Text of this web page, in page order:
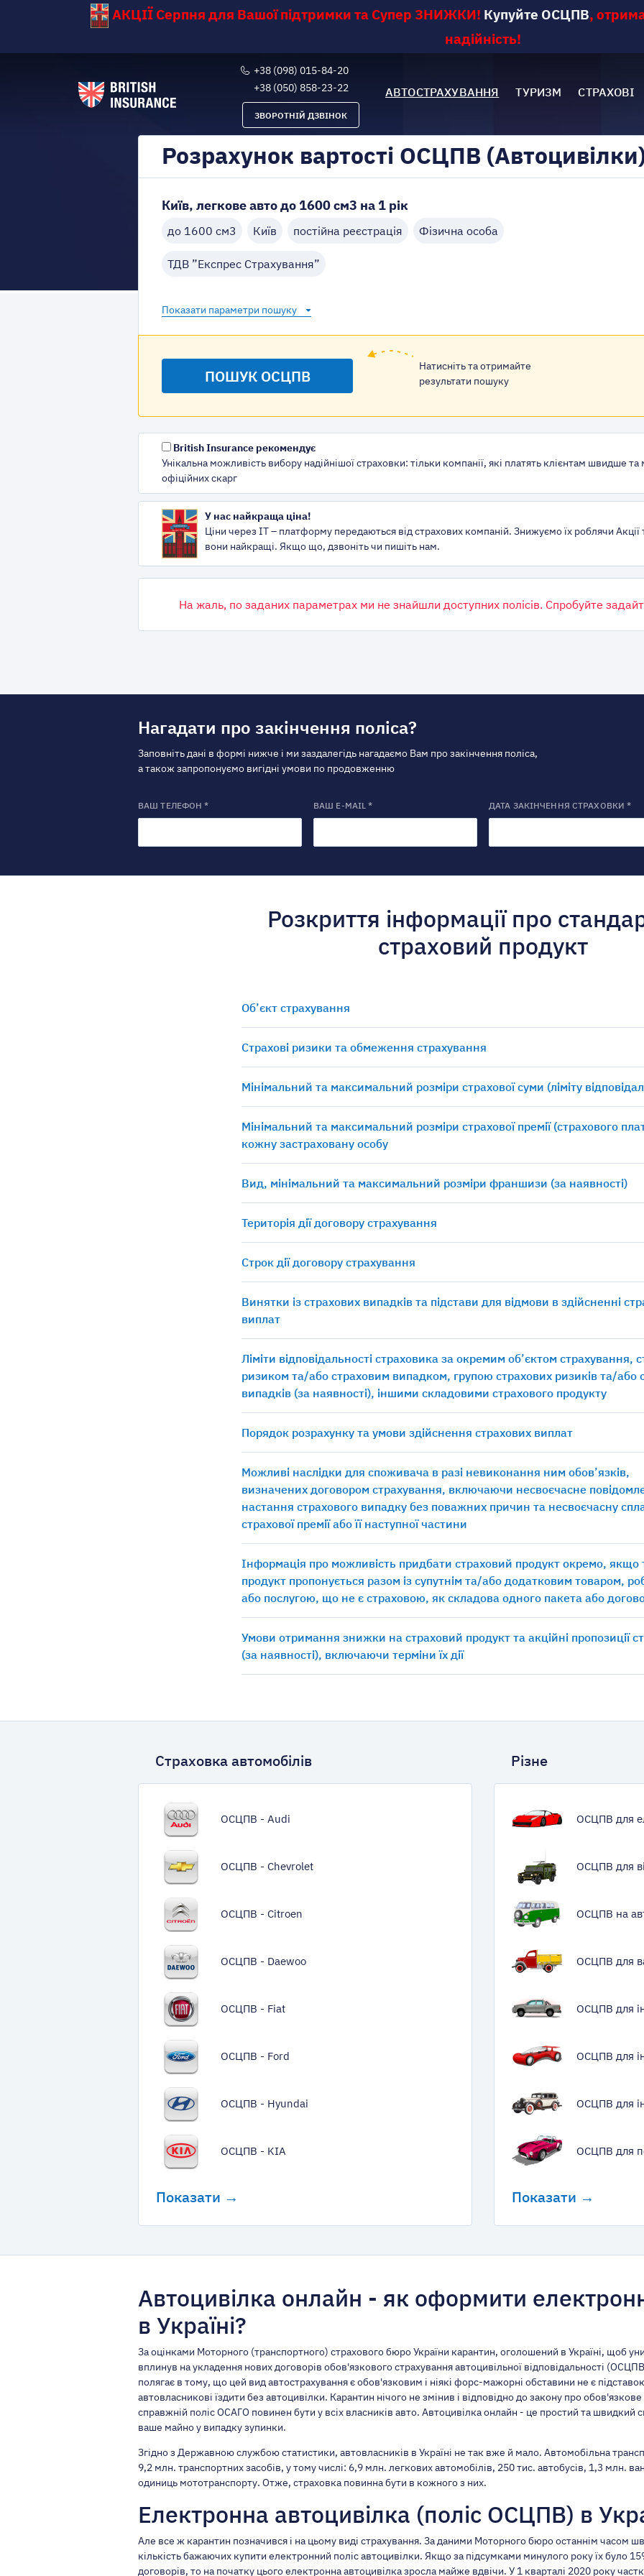
АКЦІЇ Серпня для Вашої підтримки та Супер ЗНИЖКИ! Купуйте ОСЦПВ,
надійність!
АВТОСТРАХУВАННЯ ТУРИЗМ СТРАХОВІ
+38 (098) 015-84-20
+38 (050) 858-23-22
ЗВОРОТНІЙ ДЗВІНОК
Розрахунок вартості ОСЦПВ
Київ, легкове авто до 1600 см3 на 1 рік
до 1600 см3 Київ постійна реєстрація Фізична особа
ТДВ ”Експрес Страхування”
Показати параметри пошуку
Натисніть та отримайте
результати пошуку
British Insurance рекомендує
Унікальна можливість вибору надійнішої страховки: тільки компанії, які платять клієнтам швидше
офіційних скарг
У нас найкраща ціна!
Ціни через IT – платформу передаються від страхових компаній. Знижуємо їх роблячи
вони найкращі. Якщо що, дзвоніть чи пишіть нам.
На жаль, по заданих параметрах ми не знайшли доступних полісів. Спробуйте
Нагадати про закінчення поліса?
Заповніть дані в формі нижче і ми заздалегідь нагадаємо Вам про закінчення поліса,
а також запропонуємо вигідні умови по продовженню
ВАШ ТЕЛЕФОН * ВАШ E-MAIL * ДАТА ЗАКІНЧЕННЯ СТРАХОВКИ *
Розкриття інформації про
страховий продукт
Об’єкт страхування
Страхові ризики та обмеження страхування
Мінімальний та максимальний розміри страхової суми (ліміту
Мінімальний та максимальний розміри страхової премії (страхового
кожну застраховану особу
Вид, мінімальний та максимальний розміри франшизи (за наявності)
Територія дії договору страхування
Строк дії договору страхування
Винятки із страхових випадків та підстави для відмови в здійсненні
виплат
Ліміти відповідальності страховика за окремим об’єктом страхування,
ризиком та/або страховим випадком, групою страхових ризиків та/або
випадків (за наявності), іншими складовими страхового продукту
Порядок розрахунку та умови здійснення страхових виплат
Можливі наслідки для споживача в разі невиконання ним обов’язків,
визначених договором страхування, включаючи несвоєчасне
настання страхового випадку без поважних причин та несвоєчасну
страхової премії або її наступної частини
Інформація про можливість придбати страховий продукт окремо, якщо
продукт пропонується разом із супутнім та/або додатковим товаром,
або послугою, що не є страховою, як складова одного пакета або
Умови отримання знижки на страховий продукт та акційні пропозиції
(за наявності), включаючи терміни їх дії
Страховка автомобілів Різне
ОСЦПВ - Audi
ОСЦПВ - Chevrolet
ОСЦПВ - Citroen
ОСЦПВ - Daewoo
ОСЦПВ - Fiat
ОСЦПВ - Ford
ОСЦПВ - Hyundai
ОСЦПВ - KIA
Показати →
ОСЦПВ для
ОСЦПВ для
ОСЦПВ на
ОСЦПВ для
ОСЦПВ для
ОСЦПВ для
ОСЦПВ для
ОСЦПВ для
Показати →
Автоцивілка онлайн - як оформити
в Україні?
За оцінками Моторного (транспортного) страхового бюро України карантин, оголошений в Україні, щоб
вплинув на укладення нових договорів обов'язкового страхування автоцивільної відповідальності
полягає в тому, що цей вид автострахування є обов'язковим і ніякі форс-мажорні обставини не є
автовласникові їздити без автоцивілки. Карантин нічого не змінив і відповідно до закону про обов'язкове
справжній поліс ОСАГО повинен бути у всіх власників авто. Автоцивілка онлайн - це простий та швидкий
ваше майно у випадку зупинки.
Згідно з Державною службою статистики, автовласників в Україні не так вже й мало. Автомобільна
9,2 млн. транспортних засобів, у тому числі: 6,9 млн. легкових автомобілів, 250 тис. автобусів, 1,3 млн.
одиниць мототранспорту. Отже, страховка повинна бути в кожного з них.
Електронна автоцивілка (поліс ОСЦПВ) в
Але все ж карантин позначився і на цьому виді страхування. За даними Моторного бюро останнім часом
кількість бажаючих купити електронний поліс автоцивілки. Якщо за підсумками минулого року їх було
договорів, то на початку цього електронна автоцивілка зросла майже вдвічи. У 1 кварталі 2020 року